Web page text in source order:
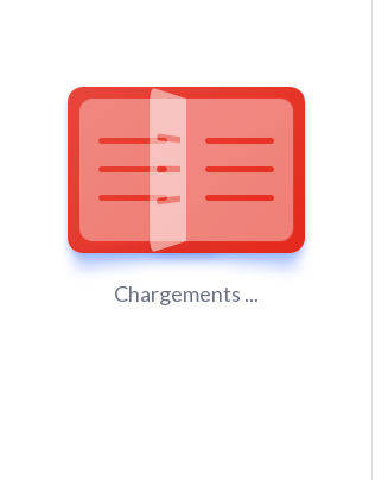
Chargements ...